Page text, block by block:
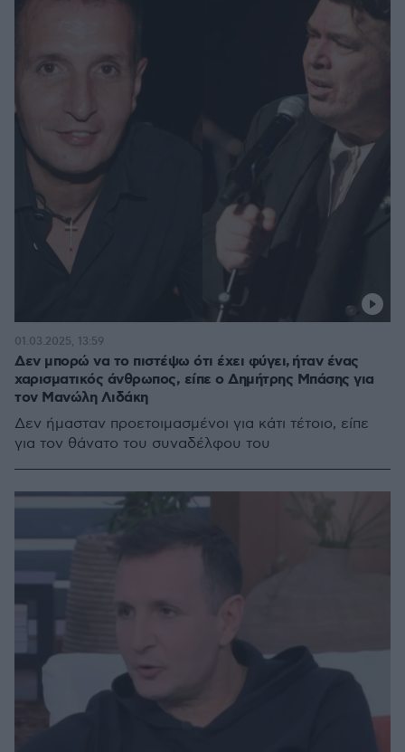
Δεν μπορώ να το πιστέψω ότι έχει φύγει, ήταν ένας
χαρισματικός άνθρωπος, είπε ο Δημήτρης Μπάσης για
τον Μανώλη Λιδάκη
Δεν ήμασταν προετοιμασμένοι για κάτι τέτοιο, είπε
για τον θάνατο του συναδέλφου του
01.03.2025, 13:59